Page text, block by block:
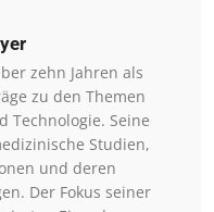
zehn Jahren als
zu den Themen
Technologie. Seine
Studien,
und deren
Der Fokus seiner